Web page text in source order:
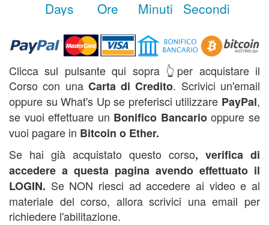
Days Ore Minuti Secondi
Clicca sul pulsante qui sopra 👆per acquistare il
Corso con una Carta di Credito. Scrivici un'email
oppure su What's Up se preferisci utilizzare PayPal,
se vuoi effettuare un Bonifico Bancariooppure se
vuoi pagare in Bitcoin o Ether.
Se hai già acquistato questo corso, verifica di
accedere a questa pagina avendo effettuato il
LOGIN. Se NON riesci ad accedere ai video e al
materiale del corso, allora scrivici una email per
richiedere l'abilitazione.